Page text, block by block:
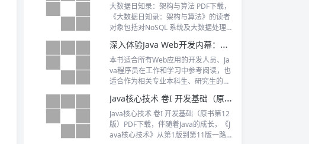
大数据日知录：架构与算法 PDF下载，
《大数据日知录：架构与算法》的读者
对象包括对NoSQL 系统及大数据处理
身到大数据处理方向从事架构师、算法
工程师、数据科学家等相关职业的在校
本科生及研究生。
深入体验Java Web开发内幕：核心基础 PDF下载
本书适合所有Web应用的开发人员、Ja
va程序员在工作和学习中参考阅读，也
适合作为相关专业本科生、研究生的学
培训教材
Java核心技术 卷I 开发基础（原书第12版）PDF下载
Java核心技术 卷I 开发基础（原书第12
版）PDF下载，伴随着Java的成长，《J
ava核心技术》从第1版到第11版一路